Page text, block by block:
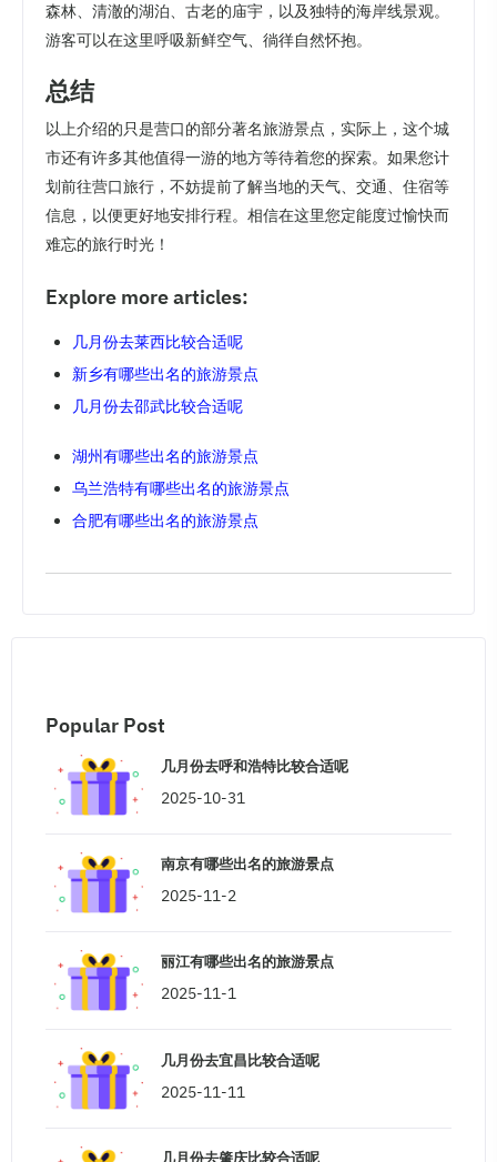
森林、清澈的湖泊、古老的庙宇，以及独特的海岸线景观。
游客可以在这里呼吸新鲜空气、徜徉自然怀抱。
总结
以上介绍的只是营口的部分著名旅游景点，实际上，这个城
市还有许多其他值得一游的地方等待着您的探索。如果您计
划前往营口旅行，不妨提前了解当地的天气、交通、住宿等
信息，以便更好地安排行程。相信在这里您定能度过愉快而
难忘的旅行时光！
Explore more articles:
几月份去莱西比较合适呢
新乡有哪些出名的旅游景点
几月份去邵武比较合适呢
湖州有哪些出名的旅游景点
乌兰浩特有哪些出名的旅游景点
合肥有哪些出名的旅游景点
Popular Post
几月份去呼和浩特比较合适呢
2025-10-31
南京有哪些出名的旅游景点
2025-11-2
丽江有哪些出名的旅游景点
2025-11-1
几月份去宜昌比较合适呢
2025-11-11
几月份去肇庆比较合适呢